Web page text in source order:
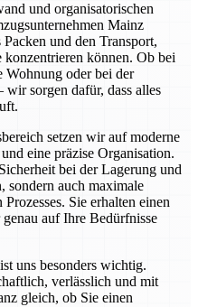
und organisatorischen
Mainz
und den Transport,
konzentrieren können. Ob bei
Wohnung oder bei der
wir sorgen dafür, dass alles
setzen wir auf moderne
eine präzise Organisation.
bei der Lagerung und
sondern auch maximale
Sie erhalten einen
auf Ihre Bedürfnisse
uns besonders wichtig.
verlässlich und mit
gleich, ob Sie einen